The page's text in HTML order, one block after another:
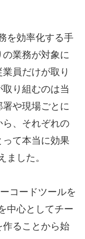
を効率化する手
業務が対象に
員だけが取り
り組むのは当
や現場ごとに
、それぞれの
て本当に効果
ました。
コードツールを
中心としてチー
作ることから始